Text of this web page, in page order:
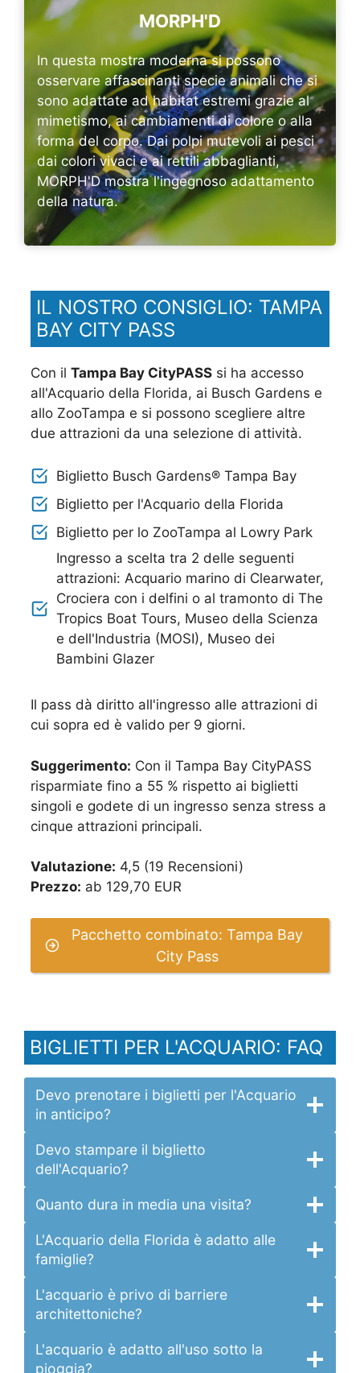
MORPH'D
In questa mostra moderna si possono
osservare affascinanti specie animali che si
sono adattate ad habitat estremi grazie al
mimetismo, ai cambiamenti di colore o alla
forma del corpo. Dai polpi mutevoli ai pesci
dai colori vivaci e ai rettili abbaglianti,
MORPH'D mostra l'ingegnoso adattamento
della natura.
IL NOSTRO CONSIGLIO: TAMPA
BAY CITY PASS
Con il Tampa Bay CityPASS si ha accesso
all'Acquario della Florida, ai Busch Gardens e
allo ZooTampa e si possono scegliere altre
due attrazioni da una selezione di attività.
Biglietto Busch Gardens® Tampa Bay
Biglietto per l'Acquario della Florida
Biglietto per lo ZooTampa al Lowry Park
Ingresso a scelta tra 2 delle seguenti
attrazioni: Acquario marino di Clearwater,
Crociera con i delfini o al tramonto di The
Tropics Boat Tours, Museo della Scienza
e dell'Industria (MOSI), Museo dei
Bambini Glazer
Il pass dà diritto all'ingresso alle attrazioni di
cui sopra ed è valido per 9 giorni.
Suggerimento: Con il Tampa Bay CityPASS
risparmiate fino a 55 % rispetto ai biglietti
singoli e godete di un ingresso senza stress a
cinque attrazioni principali.
Valutazione: 4,5 (19 Recensioni)
Prezzo: ab 129,70 EUR
Pacchetto combinato: Tampa Bay
City Pass
BIGLIETTI PER L'ACQUARIO: FAQ
Devo prenotare i biglietti per l'Acquario
in anticipo?
Devo stampare il biglietto
dell'Acquario?
Quanto dura in media una visita?
L'Acquario della Florida è adatto alle
famiglie?
L'acquario è privo di barriere
architettoniche?
L'acquario è adatto all'uso sotto la
pioggia?